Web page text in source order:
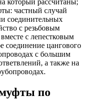
который рассчитаны;
частный случай
соединительных
с резьбовым
с лепестковым
соединение цангового
с большим
а также на
по